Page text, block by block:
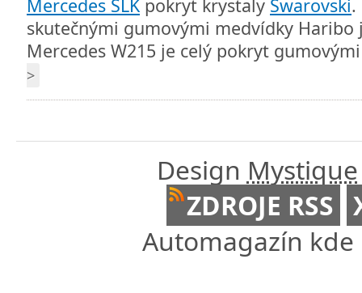
Mercedes SLK pokryt krystaly Swarovski.
skutečnými gumovými medvídky Haribo
Mercedes W215 je celý pokryt
>
Design Mystique
ZDROJE RSS
Automagazín